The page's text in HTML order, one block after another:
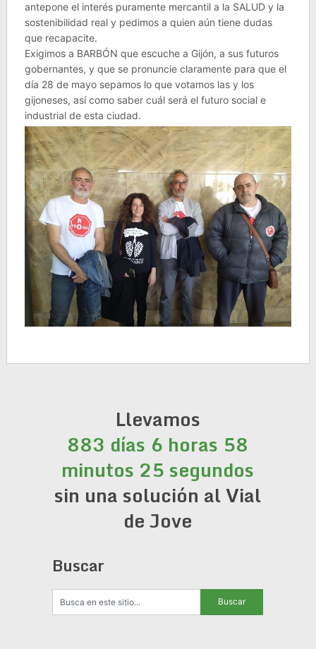
antepone el interés puramente mercantil a la SALUD y la
sostenibilidad real y pedimos a quien aún tiene dudas
que recapacite.
Exigimos a BARBÓN que escuche a Gijón, a sus futuros
gobernantes, y que se pronuncie claramente para que el
día 28 de mayo sepamos lo que votamos las y los
gijoneses, así como saber cuál será el futuro social e
industrial de esta ciudad.
Llevamos
883 días 6 horas 58
minutos 25 segundos
sin una solución al Vial
de Jove
Buscar